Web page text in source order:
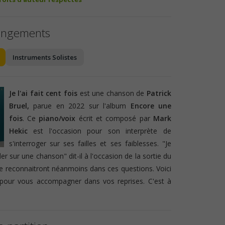
Instruments Solistes
Je l'ai fait cent fois est une chanson de Patrick
Bruel, parue en 2022 sur l'album Encore une
fois. Ce piano/voix écrit et composé par Mark
Hekicest l'occasion pour son interprète de
s'interroger sur ses failles et ses faiblesses. "Je
sur une chanson" dit-il à l'occasion de la sortie du
reconnaitront néanmoins dans ces questions. Voici
pour vous accompagner dans vos reprises. C'est à